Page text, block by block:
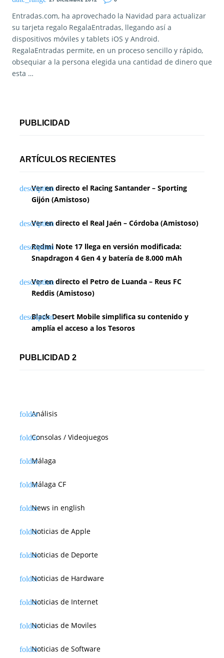
Entradas.com, ha aprovechado la Navidad para actualizar
su tarjeta regalo RegalaEntradas, llegando así a
dispositivos móviles y tablets iOS y Android.
RegalaEntradas permite, en un proceso sencillo y rápido,
obsequiar a la persona elegida una cantidad de dinero que
esta …
PUBLICIDAD
ARTÍCULOS RECIENTES
Ver en directo el Racing Santander – Sporting
Gijón (Amistoso)
Ver en directo el Real Jaén – Córdoba (Amistoso)
Redmi Note 17 llega en versión modificada:
Snapdragon 4 Gen 4 y batería de 8.000 mAh
Ver en directo el Petro de Luanda – Reus FC
Reddis (Amistoso)
Black Desert Mobile simplifica su contenido y
amplía el acceso a los Tesoros
PUBLICIDAD 2
Análisis
Consolas / Videojuegos
Málaga
Málaga CF
News in english
Noticias de Apple
Noticias de Deporte
Noticias de Hardware
Noticias de Internet
Noticias de Moviles
Noticias de Software